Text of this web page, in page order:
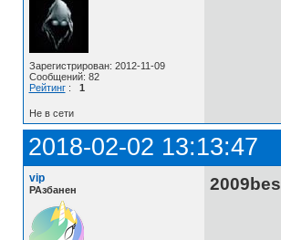
Зарегистрирован: 2012-11-09
Сообщений: 82
Рейтинг: 1
Не в сети
2018-02-02 13:13:47
vip
РАзбанен 2009bes